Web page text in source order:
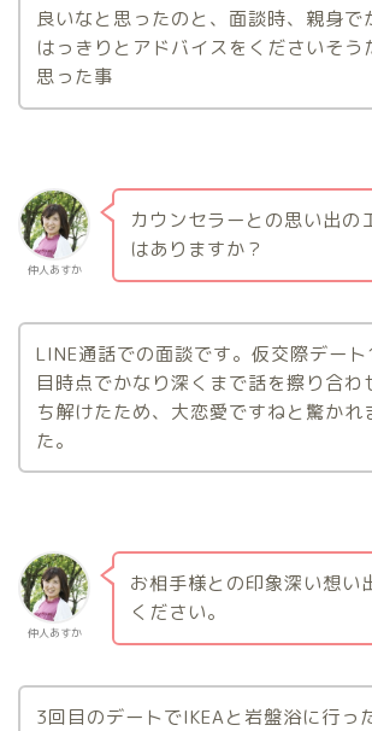
良いなと思ったのと、面談時、親身で
はっきりとアドバイスをくださいそう
思った事
仲人あすか
カウンセラーとの思い出の
はありますか？
LINE通話での面談です。仮交際デート
目時点でかなり深くまで話を擦り合わ
ち解けたため、大恋愛ですねと驚かれ
た。
仲人あすか
お相手様との印象深い想い
ください。
3回目のデートでIKEAと岩盤浴に行っ